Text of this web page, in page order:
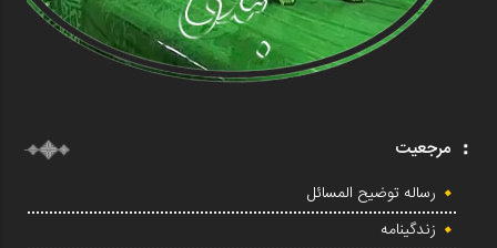
مرجعیت
رساله توضیح المسائل
زندگینامه